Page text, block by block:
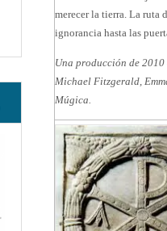
merecer la tierra. La ruta
ignorancia hasta las
Una producción de
Michael Fitzgerald,
Múgica.